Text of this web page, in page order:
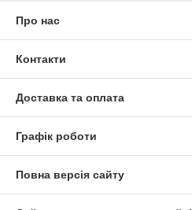
Про нас
Контакти
Доставка та оплата
Графік роботи
Повна версія сайту